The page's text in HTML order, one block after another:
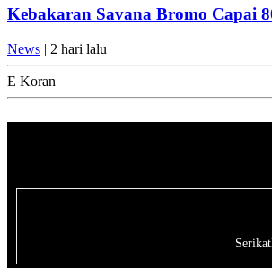
Kebakaran Savana Bromo Capai
News | 2 hari lalu
E Koran